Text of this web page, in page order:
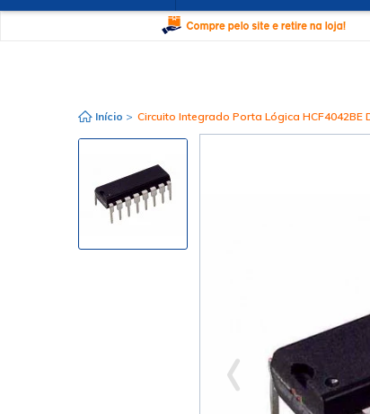
Início > Circuito Integrado Porta Lógica HCF4042BE